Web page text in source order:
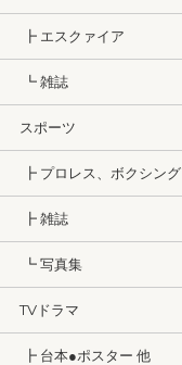
┣ エスクァイア
┗ 雑誌
スポーツ
┣ プロレス、ボクシング
┣ 雑誌
┗ 写真集
TVドラマ
┣ 台本●ポスター 他